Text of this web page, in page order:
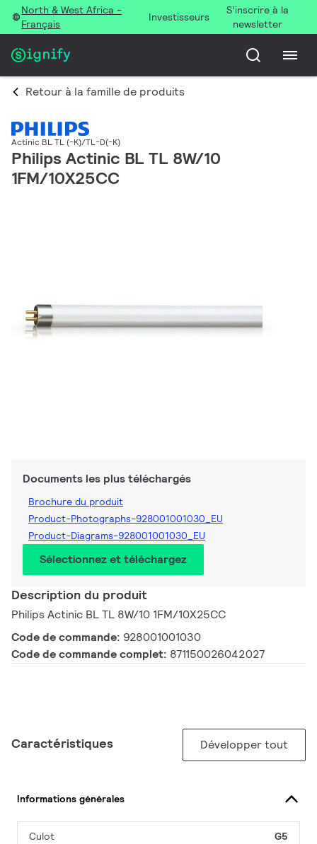
North & West Africa -
Français
Investisseurs
S’inscrire à la
newsletter
Retour à la famille de produits
Actinic BL TL (-K)/TL-D(-K)
Philips Actinic BL TL 8W/10
1FM/10X25CC
Documents les plus téléchargés
Brochure du produit
Product-Photographs-928001001030_EU
Product-Diagrams-928001001030_EU
Sélectionnez et téléchargez
Description du produit
Philips Actinic BL TL 8W/10 1FM/10X25CC
Code de commande: 928001001030
Code de commande complet: 871150026042027
Caractéristiques Développer tout
Informations générales
Culot G5